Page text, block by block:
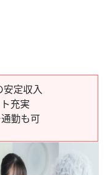
安定収入
充実
勤も可